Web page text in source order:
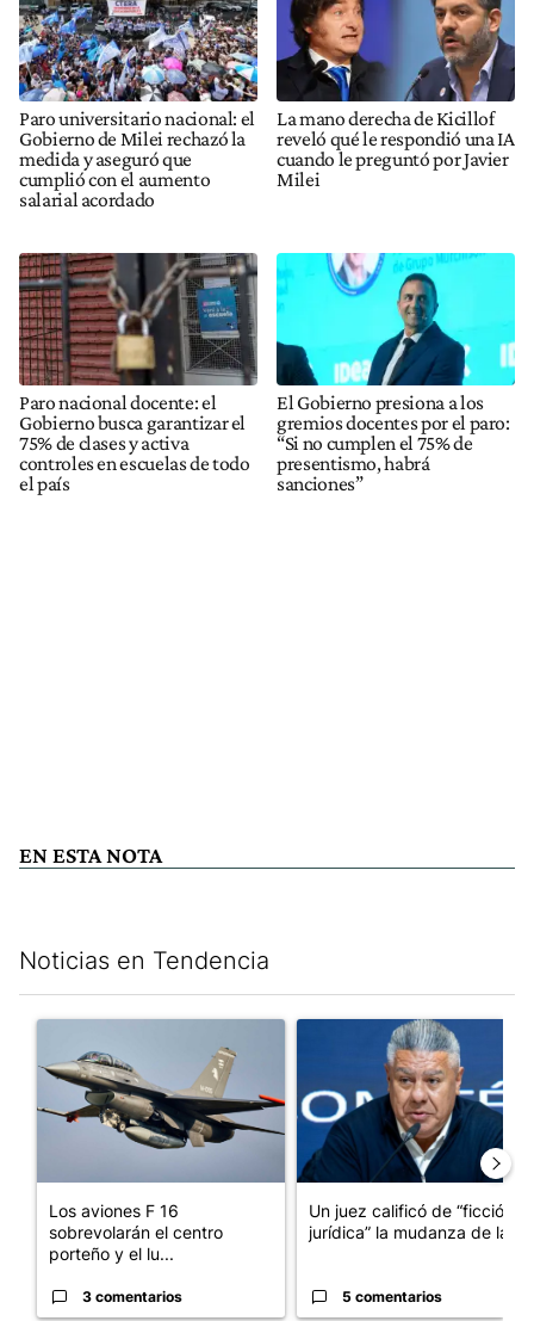
Paro universitario nacional: el
Gobierno de Milei rechazó la
medida y aseguró que
cumplió con el aumento
salarial acordado
La mano derecha de Kicillof
reveló qué le respondió una IA
cuando le preguntó por Javier
Milei
Paro nacional docente: el
Gobierno busca garantizar el
75% de clases y activa
controles en escuelas de todo
el país
El Gobierno presiona a los
gremios docentes por el paro:
“Si no cumplen el 75% de
presentismo, habrá
sanciones”
EN ESTA NOTA
Noticias en Tendencia
Un artículo de tendencia con el título "Los aviones F 16
Los aviones F 16
sobrevolarán el centro
porteño y el lu...
3 comentarios
Un artículo de tendencia con
Un juez calificó de “ficción
jurídica” la mudanza de la...
5 comentarios